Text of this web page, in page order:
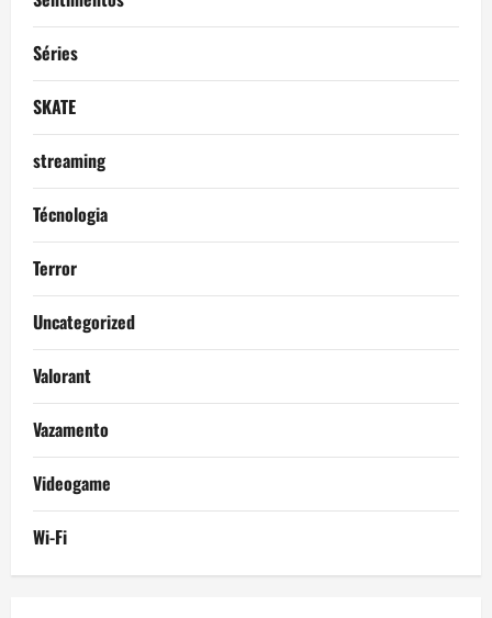
Séries
SKATE
streaming
Técnologia
Terror
Uncategorized
Valorant
Vazamento
Videogame
Wi-Fi